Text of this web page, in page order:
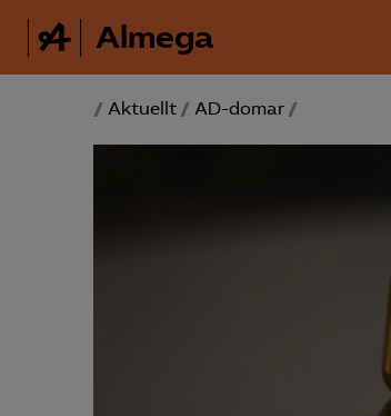
Almega
/ Aktuellt / AD-domar /